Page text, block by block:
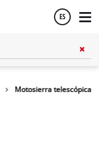
ES
Motosierra telescópica